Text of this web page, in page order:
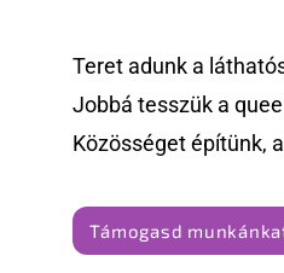
Teret adunk a
Jobbá tesszük a
Közösséget építünk,
Támogasd